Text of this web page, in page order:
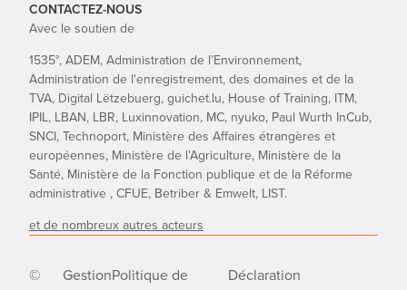
CONTACTEZ-NOUS
Avec le soutien de
1535°, ADEM, Administration de l’Environnement,
Administration de l'enregistrement, des domaines et de la
TVA, Digital Lëtzebuerg, guichet.lu, House of Training, ITM,
IPIL, LBAN, LBR, Luxinnovation, MC, nyuko, Paul Wurth InCub,
SNCI, Technoport, Ministère des Affaires étrangères et
européennes, Ministère de l’Agriculture, Ministère de la
Santé, Ministère de la Fonction publique et de la Réforme
administrative , CFUE, Betriber & Emwelt, LIST.
et de nombreux autres acteurs
©
GestionPolitique de
Déclaration